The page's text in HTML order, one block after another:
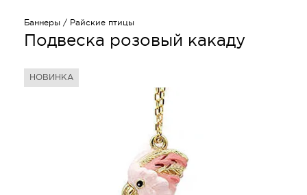
Баннеры / Райские птицы
Подвеска розовый какаду
НОВИНКА